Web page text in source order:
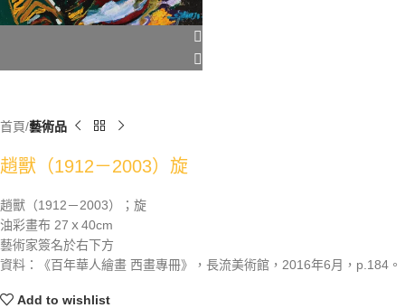
首頁 藝術品
趙獸（1912－2003）旋
趙獸（1912－2003）；旋
油彩畫布 27ｘ40cm
藝術家簽名於右下方
資料：《百年華人繪畫 西畫專冊》，長流美術館，2016年6月，p.184。
Add to wishlist